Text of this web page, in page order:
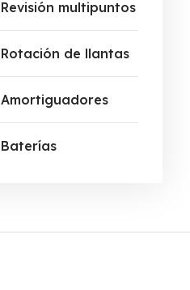
Revisión multipuntos
Rotación de llantas
Amortiguadores
Baterías